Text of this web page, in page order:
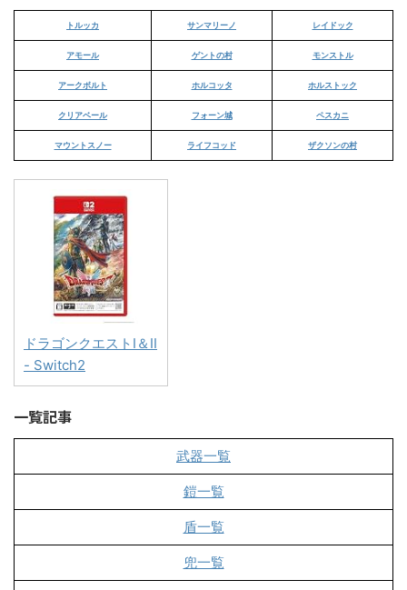
トルッカ サンマリーノ レイドック
アモール ゲントの村 モンストル
アークボルト ホルコッタ ホルストック
クリアベール フォーン城 ペスカニ
マウントスノー ライフコッド ザクソンの村
ドラゴンクエストI＆II
- Switch2
一覧記事
武器一覧
鎧一覧
盾一覧
兜一覧